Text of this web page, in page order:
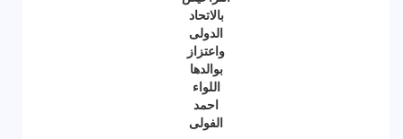
بالاتحاد
الدولى
واعتزاز
بوالدها
اللواء
احمد
الفولى